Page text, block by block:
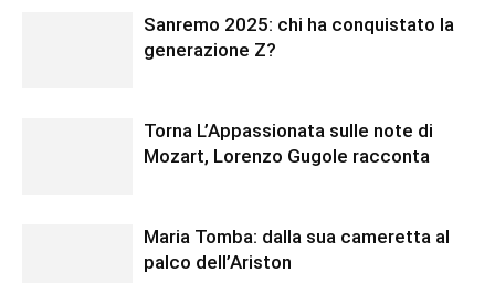
Sanremo 2025: chi ha conquistato la
generazione Z?
Torna L’Appassionata sulle note di
Mozart, Lorenzo Gugole racconta
Maria Tomba: dalla sua cameretta al
palco dell’Ariston